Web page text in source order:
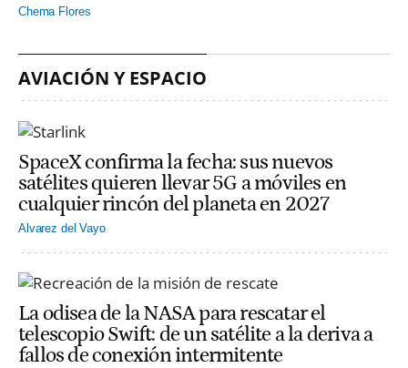
Chema Flores
AVIACIÓN Y ESPACIO
SpaceX confirma la fecha: sus nuevos
satélites quieren llevar 5G a móviles en
cualquier rincón del planeta en 2027
Alvarez del Vayo
La odisea de la NASA para rescatar el
telescopio Swift: de un satélite a la deriva a
fallos de conexión intermitente